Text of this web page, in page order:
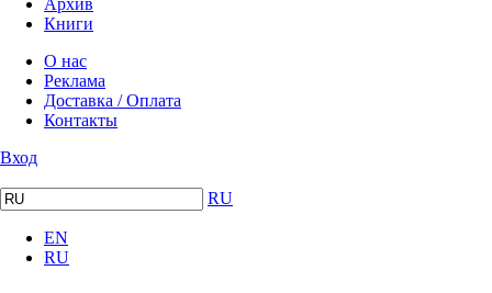
Архив
Книги
О нас
Реклама
Доставка / Оплата
Контакты
Вход
RU
EN
RU